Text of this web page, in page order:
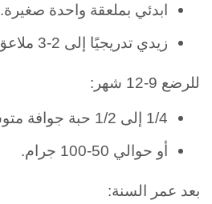
ابدئي بملعقة واحدة صغيرة.
زيدي تدريجيًا إلى 2-3 ملاعق كبيرة يوميًا.
للرضع 9-12 شهر:
1/4 إلى 1/2 حبة جوافة متوسطة يوميًا.
أو حوالي 50-100 جرام.
بعد عمر السنة: